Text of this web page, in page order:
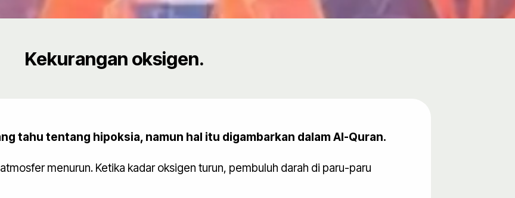
Kekurangan oksigen.
tahu tentang hipoksia, namun hal itu digambarkan dalam Al-Quran.
menurun. Ketika kadar oksigen turun, pembuluh darah di paru-paru